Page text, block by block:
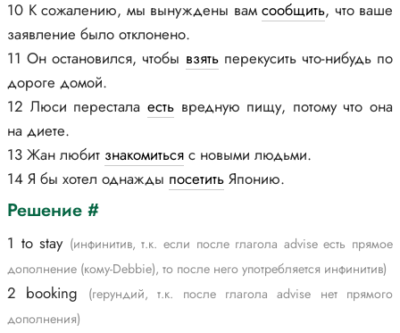
10 К сожалению, мы вынуждены вам сообщить, что ваше
заявление было отклонено.
11 Он остановился, чтобы взятьперекусить что-нибудь по
дороге домой.
12 Люси перестала естьвредную пищу, потому что она
на диете.
13 Жан любит знакомиться с новыми людьми.
14 Я бы хотел однажды посетить Японию.
Решение #
1 to stay (инфинитив, т.к. если после глагола advise есть прямое
дополнение (кому-Debbie), то после него употребляется инфинитив)
2 booking
(герундий, т.к. после глагола advise нет прямого
дополнения)